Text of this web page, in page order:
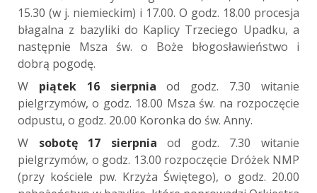
15.30 (w j. niemieckim) i 17.00. O godz. 18.00 procesja
błagalna z bazyliki do Kaplicy Trzeciego Upadku, a
następnie Msza św. o Boże błogosławieństwo i
dobrą pogodę.
W piątek 16 sierpnia od godz. 7.30 witanie
pielgrzymów, o godz. 18.00 Msza św. na rozpoczęcie
odpustu, o godz. 20.00 Koronka do św. Anny.
W sobotę 17 sierpnia od godz. 7.30 witanie
pielgrzymów, o godz. 13.00 rozpoczęcie Dróżek NMP
(przy kościele pw. Krzyża Świętego), o godz. 20.00